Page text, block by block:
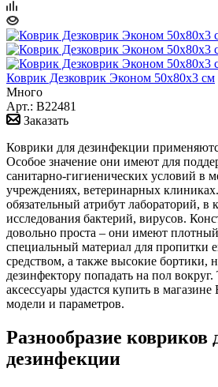
Коврик Дезковрик Эконом 50х80х3 см
Много
Арт.: B22481
Заказать
Коврики для дезинфекции
Особое значение они имеют для
санитарно-гигиенических условий в
учреждениях, ветеринарных
обязательный атрибут лабораторий, в
исследования бактерий, вирусов.
довольно проста – они имеют
специальный материал для
средством, а также высокие бортики,
дезинфектору попадать на пол
аксессуары удастся купить в
модели и параметров.
Разнообразие ковриков
дезинфекции